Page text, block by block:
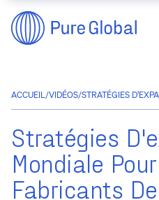
ACCUEIL/VIDÉOS/STRATÉGIES
Stratégies
Mondiale
Fabricants